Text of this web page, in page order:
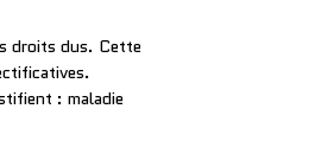
droits dus. Cette
: maladie